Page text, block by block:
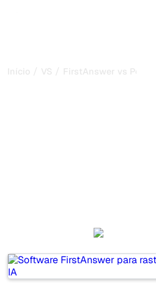
Início / VS / FirstAnswer vs Peec AI